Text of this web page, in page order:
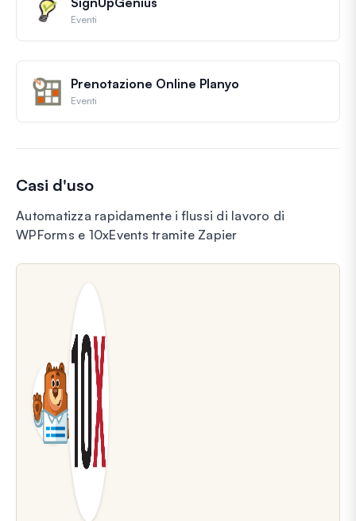
Eventi
Prenotazione Online Planyo
Eventi
Casi d'uso
Automatizza rapidamente i flussi di lavoro di
WPForms e 10xEvents tramite Zapier